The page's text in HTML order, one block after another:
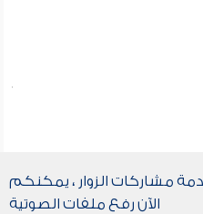
مشاركات الزوار ، يمكنكم
الآن رفع ملفات الصوتية